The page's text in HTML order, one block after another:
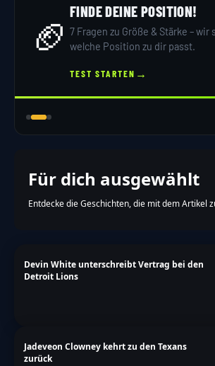
🏈
FINDE DEINE POSITION!
7 Fragen zu Größe & Stärke – wir
welche Position zu dir passt.
TEST STARTEN →
Für dich ausgewählt
Entdecke die Geschichten, die mit dem Artikel
Devin White unterschreibt Vertrag bei den
Detroit Lions
Jadeveon Clowney kehrt zu den Texans
zurück